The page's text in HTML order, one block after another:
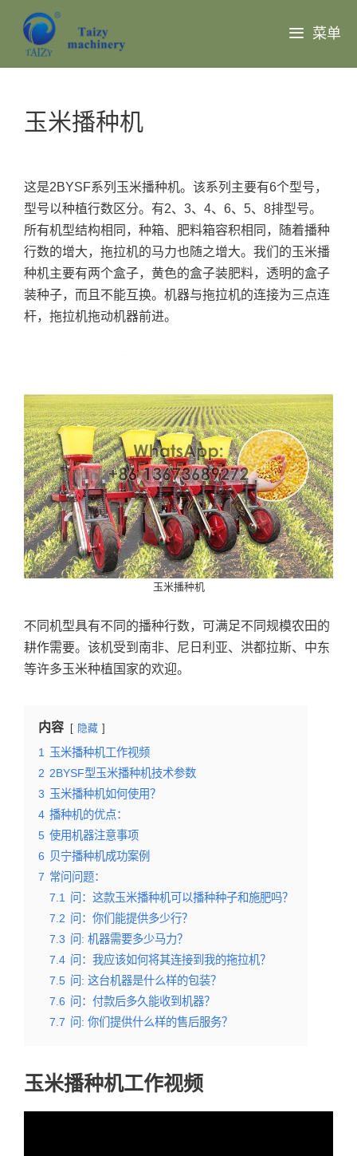
菜单
玉米播种机
这是2BYSF系列玉米播种机。该系列主要有6个型号，
型号以种植行数区分。有2、3、4、6、5、8排型号。
所有机型结构相同，种箱、肥料箱容积相同，随着播种
行数的增大，拖拉机的马力也随之增大。我们的玉米播
种机主要有两个盒子，黄色的盒子装肥料，透明的盒子
装种子，而且不能互换。机器与拖拉机的连接为三点连
杆，拖拉机拖动机器前进。
玉米播种机
不同机型具有不同的播种行数，可满足不同规模农田的
耕作需要。该机受到南非、尼日利亚、洪都拉斯、中东
等许多玉米种植国家的欢迎。
内容 隐藏
1
玉米播种机工作视频
2 2BYSF型玉米播种机技术参数
3 玉米播种机如何使用？
4 播种机的优点：
5 使用机器注意事项
6 贝宁播种机成功案例
7 常问问题：
7.1
问：这款玉米播种机可以播种种子和施肥吗？
7.2 问：你们能提供多少行？
7.3 问: 机器需要多少马力？
7.4 问：我应该如何将其连接到我的拖拉机？
7.5 问: 这台机器是什么样的包装？
7.6 问：付款后多久能收到机器？
7.7 问: 你们提供什么样的售后服务？
玉米播种机工作视频